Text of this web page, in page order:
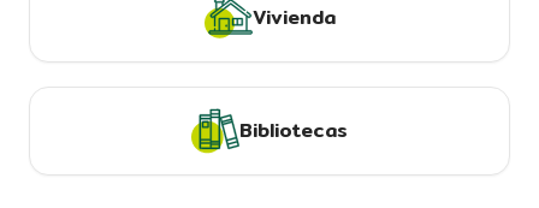
Vivienda
Bibliotecas